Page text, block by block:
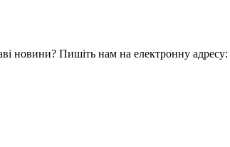
новини? Пишіть нам на електронну адресу: